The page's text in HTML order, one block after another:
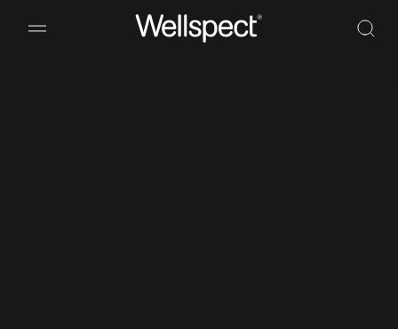
Wellspect